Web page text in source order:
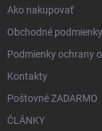
Ako nakupovať
Obchodné podmienky
Podmienky ochrany
Kontakty
Poštovné ZADARMO
ČLÁNKY